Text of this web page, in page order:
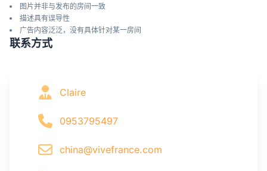
图片并非与发布的房间一致
描述具有误导性
广告内容泛泛，没有具体针对某一房间
联系方式
Claire
0953795497
china@vivefrance.com